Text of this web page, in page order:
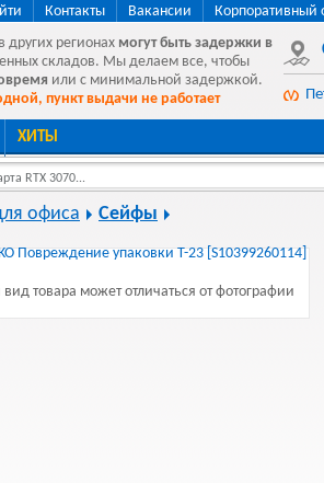
Контакты Вакансии Корпоративный
других регионах могут быть задержки в
складов. Мы делаем все, чтобы
или с минимальной задержкой.
пункт выдачи не работает
ХИТЫ
RTX 3070...
офиса Сейфы
товара может отличаться от фотографии